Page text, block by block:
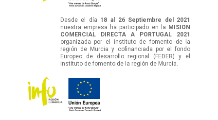
Desde el día 18 al 26 Septiembre del 2021
nuestra empresa ha participado en la MISION
COMERCIAL DIRECTA A PORTUGAL 2021
organizada por el instituto de fomento de la
región de Murcia y cofinanciada por el fondo
Europeo de desarrollo regional (FEDER) y el
instituto de fomento de la región de Murcia.